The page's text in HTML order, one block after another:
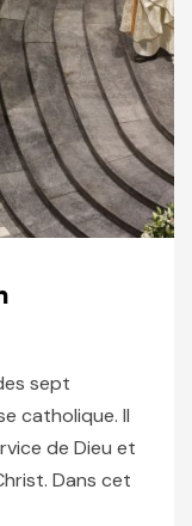
sept
catholique. Il
de Dieu et
Dans cet